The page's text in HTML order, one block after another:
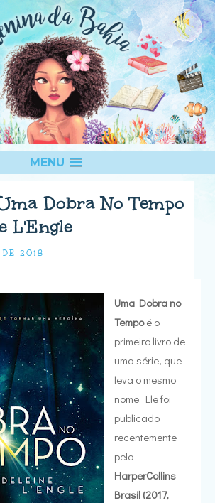
MENU
Dobra No Tempo
L'Engle
2018
Uma Dobra no
Tempoé o
primeiro livro de
uma série, que
leva o mesmo
nome. Ele foi
publicado
recentemente
pela
HarperCollins
Brasil (2017,